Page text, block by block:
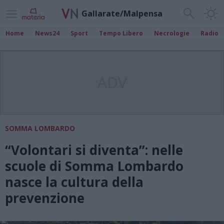
Gallarate/Malpensa
Home News24 Sport Tempo Libero Necrologie Radio
SOMMA LOMBARDO
“Volontari si diventa”: nelle
scuole di Somma Lombardo
nasce la cultura della
prevenzione